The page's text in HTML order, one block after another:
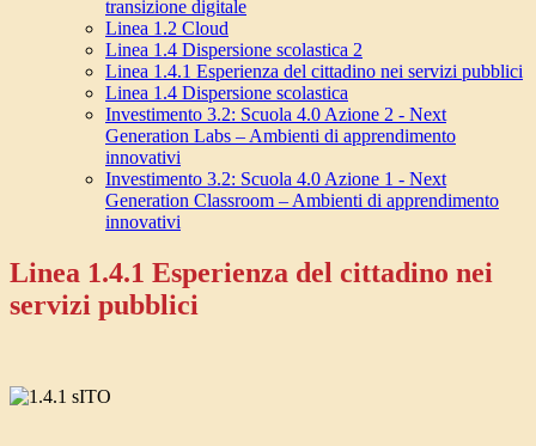
transizione digitale
Linea 1.2 Cloud
Linea 1.4 Dispersione scolastica 2
Linea 1.4.1 Esperienza del cittadino nei servizi pubblici
Linea 1.4 Dispersione scolastica
Investimento 3.2: Scuola 4.0 Azione 2 - Next
Generation Labs – Ambienti di apprendimento
innovativi
Investimento 3.2: Scuola 4.0 Azione 1 - Next
Generation Classroom – Ambienti di apprendimento
innovativi
Linea 1.4.1 Esperienza del cittadino nei
servizi pubblici